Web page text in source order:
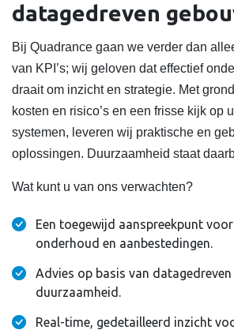
datagedreven
Bij Quadrance gaan we verder dan
van KPI’s; wij geloven dat effectief
draait om inzicht en strategie. Met
kosten en risico’s en een frisse kijk op
systemen, leveren wij praktische en
oplossingen. Duurzaamheid staat
Wat kunt u van ons verwachten?
Een toegewijd aanspreekpunt voor
onderhoud en aanbestedingen.
Advies op basis van
duurzaamheid.
Real-time, gedetailleerd inzicht